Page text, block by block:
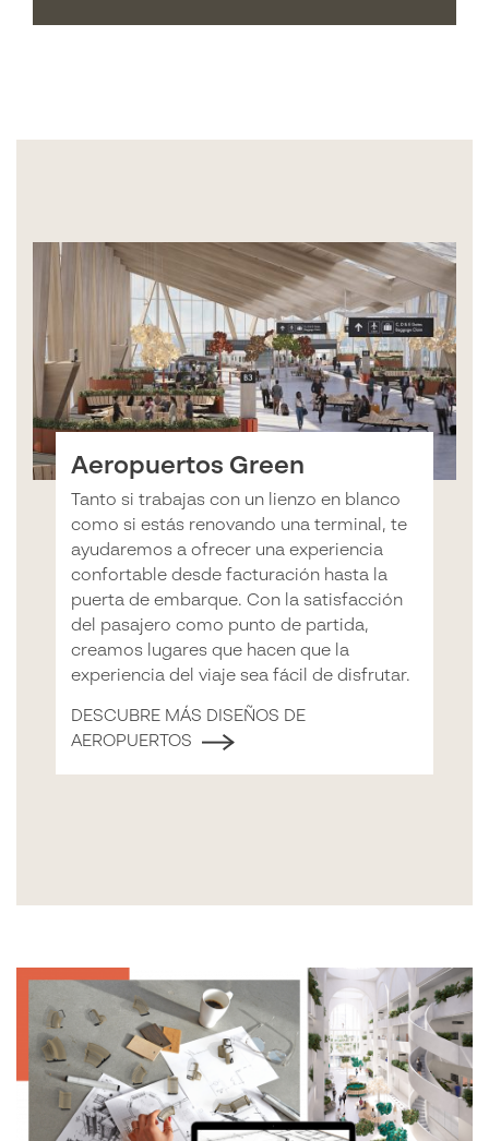
Aeropuertos Green
Tanto si trabajas con un lienzo en blanco
como si estás renovando una terminal, te
ayudaremos a ofrecer una experiencia
confortable desde facturación hasta la
puerta de embarque. Con la satisfacción
del pasajero como punto de partida,
creamos lugares que hacen que la
experiencia del viaje sea fácil de disfrutar.
DESCUBRE MÁS DISEÑOS DE
AEROPUERTOS